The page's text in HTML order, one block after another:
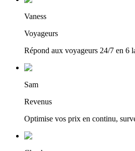
Vaness
Voyageurs
Répond aux voyageurs 24/7 en 6
Sam
Revenus
Optimise vos prix en continu,